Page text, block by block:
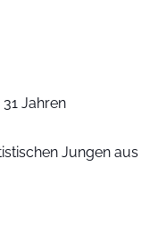
Jahren
Jungen aus